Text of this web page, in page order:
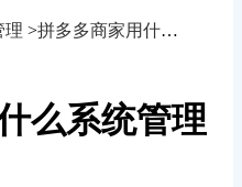
理 >拼多多商家用什么系统管理订单
么系统管理